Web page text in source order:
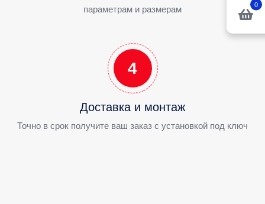
0
параметрам и размерам
4
Доставка и монтаж
Точно в срок получите ваш заказ с установкой под ключ